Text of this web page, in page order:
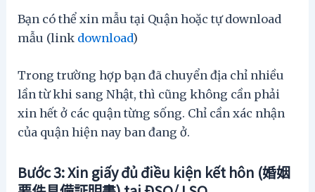
Bạn có thể xin mẫu tại Quận hoặc tự download
mẫu (link download)
Trong trường hợp bạn đã chuyển địa chỉ nhiều
lần từ khi sang Nhật, thì cũng không cần phải
xin hết ở các quận từng sống. Chỉ cần xác nhận
của quận hiện nay ban đang ở.
Bước 3: Xin giấy đủ điều kiện kết hôn (婚姻